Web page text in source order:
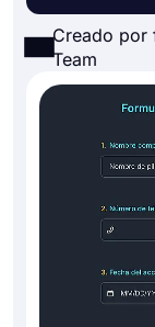
Creado por
Team